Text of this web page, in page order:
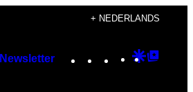
+ NEDERLANDS
Newsletter Instagram
TikTok
YouTube
Google